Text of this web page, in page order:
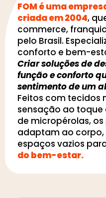
FOM é uma
criada em 2004,
commerce,
pelo Brasil.
conforto e bem-
Criar soluções de
função e conforto
sentimento de um
Feitos com tecidos
sensação ao
de micropérolas, os
adaptam ao corpo,
espaços vazios
do bem-estar.